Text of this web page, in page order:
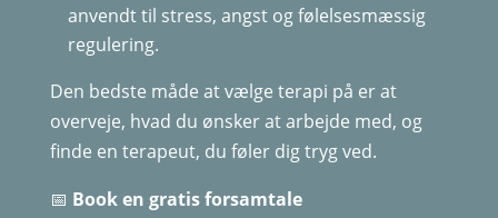
anvendt til stress, angst og følelsesmæssig
regulering.
Den bedste måde at vælge terapi på er at
overveje, hvad du ønsker at arbejde med, og
finde en terapeut, du føler dig tryg ved.
📅 Book en gratis forsamtale